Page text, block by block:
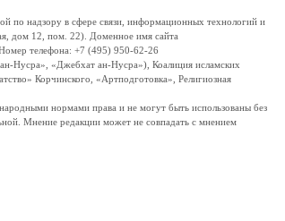
надзору в сфере связи, информационных технологий и
дом 12, пом. 22). Доменное имя сайта
телефона: +7 (495) 950-62-26
Нусра», «Джебхат ан-Нусра»), Коалиция исламских
Корчинского, «Артподготовка», Религиозная
нормами права и не могут быть использованы без
Мнение редакции может не совпадать с мнением